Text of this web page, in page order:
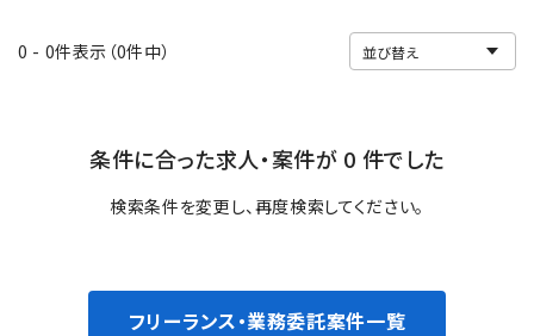
0 - 0件表示（0件中）
条件に合った求人・案件が 0 件でした
検索条件を変更し、再度検索してください。
フリーランス・業務委託案件一覧